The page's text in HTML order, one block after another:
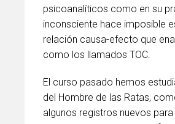
psicoanalíticos como en su
inconsciente hace imposible
relación causa-efecto que
como los llamados TOC.
El curso pasado hemos
del Hombre de las Ratas,
algunos registros nuevos